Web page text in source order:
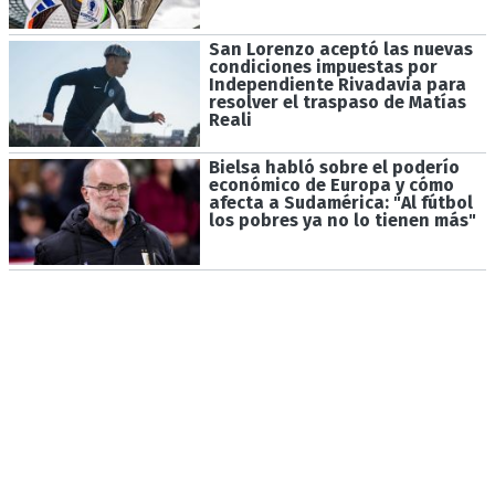
San Lorenzo aceptó las nuevas
condiciones impuestas por
Independiente Rivadavia para
resolver el traspaso de Matías
Reali
Bielsa habló sobre el poderío
económico de Europa y cómo
afecta a Sudamérica: "Al fútbol
los pobres ya no lo tienen más"